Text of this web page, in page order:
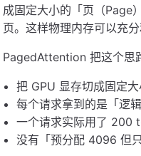
成固定大小的「页（Page
页。这样物理内存可以充分
PagedAttention 把这个思
把 GPU 显存切成固定
每个请求拿到的是「逻
一个请求实际用了 200
没有「预分配 4096 但